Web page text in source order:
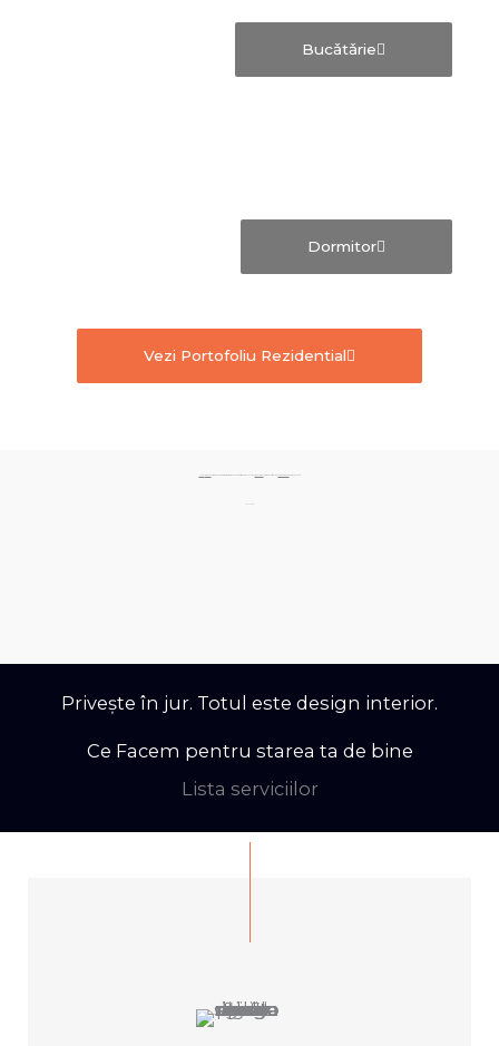
Bucǎtǎrie
Dormitor
Vezi Portofoliu Rezidential
Privește în jur. Totul este design interior.
Ce Facem pentru starea ta de bine
Lista serviciilor